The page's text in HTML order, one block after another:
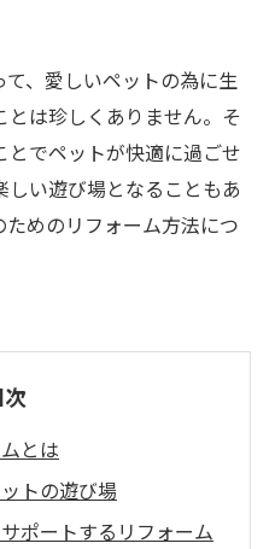
、愛しいペットの為に生
は珍しくありません。そ
でペットが快適に過ごせ
い遊び場となることもあ
めのリフォーム方法につ
次
とは
トの遊び場
ポートするリフォーム